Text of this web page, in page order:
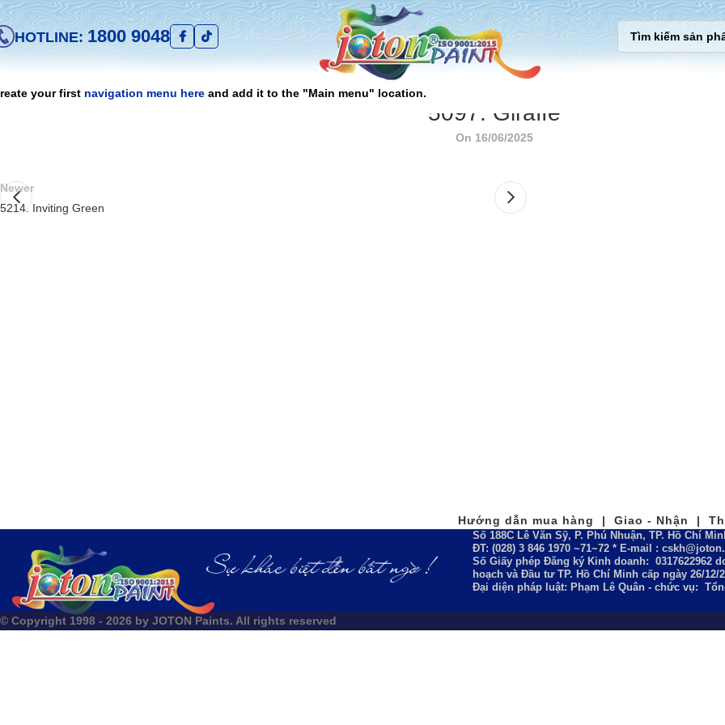
HOTLINE: 1800 9048
your first navigation menu here and add it to the "Main menu" location.
5097. Giraffe
On 16/06/2025
Newer
5214. Inviting Green
Hướng dẫn mua hàng | Giao - Nhận |
Số 188C Lê Văn Sỹ, P. Phú Nhuận, TP. Hồ Chí
ĐT: (028) 3 846 1970 ~71~72 * E-mail :
Số Giấy phép Đăng ký Kinh doanh: 0317622962
hoạch và Đầu tư TP. Hồ Chí Minh cấp ngày 26/12/
Đại diện pháp luật: Phạm Lê Quân - chức vụ:
© Copyright 1998 - 2026 by JOTON Paints. All rights reserved